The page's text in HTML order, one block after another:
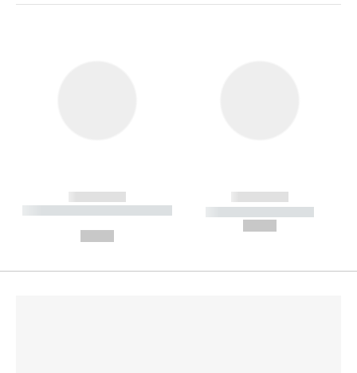
------------
----------- ----------- --------
------------
----------- -----------